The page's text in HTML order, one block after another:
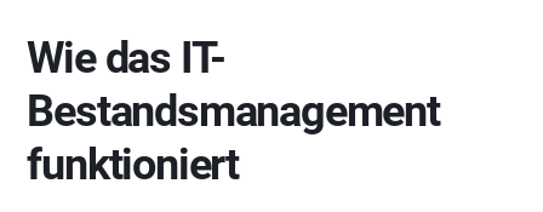
Wie das IT-
Bestandsmanagement
funktioniert